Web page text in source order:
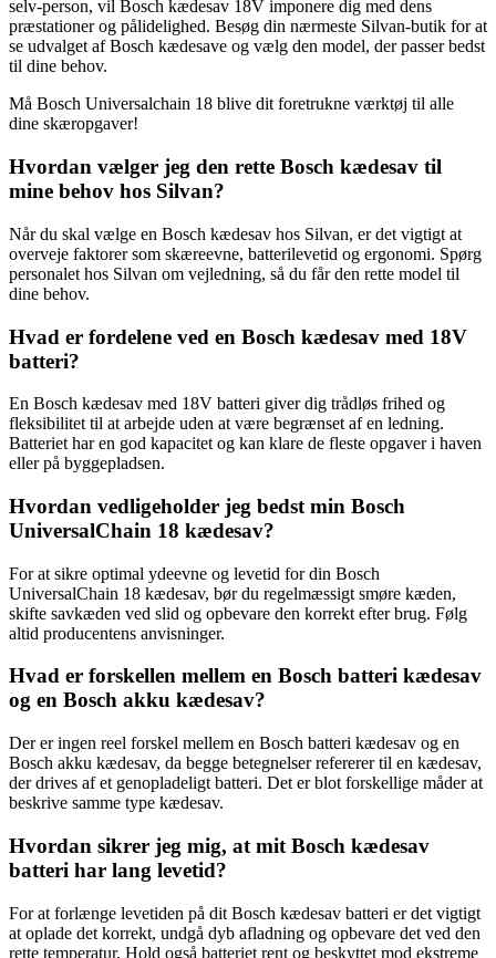
selv-person, vil Bosch kædesav 18V imponere dig med dens
præstationer og pålidelighed. Besøg din nærmeste Silvan-butik for at
se udvalget af Bosch kædesave og vælg den model, der passer bedst
til dine behov.
Må Bosch Universalchain 18 blive dit foretrukne værktøj til alle
dine skæropgaver!
Hvordan vælger jeg den rette Bosch kædesav til
mine behov hos Silvan?
Når du skal vælge en Bosch kædesav hos Silvan, er det vigtigt at
overveje faktorer som skæreevne, batterilevetid og ergonomi. Spørg
personalet hos Silvan om vejledning, så du får den rette model til
dine behov.
Hvad er fordelene ved en Bosch kædesav med 18V
batteri?
En Bosch kædesav med 18V batteri giver dig trådløs frihed og
fleksibilitet til at arbejde uden at være begrænset af en ledning.
Batteriet har en god kapacitet og kan klare de fleste opgaver i haven
eller på byggepladsen.
Hvordan vedligeholder jeg bedst min Bosch
UniversalChain 18 kædesav?
For at sikre optimal ydeevne og levetid for din Bosch
UniversalChain 18 kædesav, bør du regelmæssigt smøre kæden,
skifte savkæden ved slid og opbevare den korrekt efter brug. Følg
altid producentens anvisninger.
Hvad er forskellen mellem en Bosch batteri kædesav
og en Bosch akku kædesav?
Der er ingen reel forskel mellem en Bosch batteri kædesav og en
Bosch akku kædesav, da begge betegnelser refererer til en kædesav,
der drives af et genopladeligt batteri. Det er blot forskellige måder at
beskrive samme type kædesav.
Hvordan sikrer jeg mig, at mit Bosch kædesav
batteri har lang levetid?
For at forlænge levetiden på dit Bosch kædesav batteri er det vigtigt
at oplade det korrekt, undgå dyb afladning og opbevare det ved den
rette temperatur. Hold også batteriet rent og beskyttet mod ekstreme